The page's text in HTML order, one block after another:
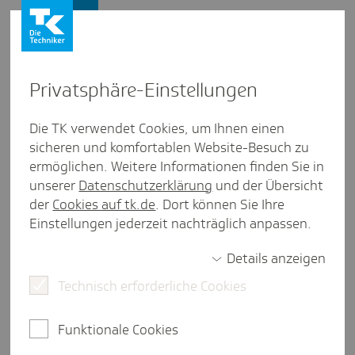
Die KISS als Dreh­scheibe zur
Selbst­hilfe
Inter­view aus Saar­land
Die Kontakt- und Informationsstelle für Selbsthilfe
die über 700 Selbsthilfegruppen im Saarland.
Presse und Politik Solidarsystem GKV
Privat­sphäre-Einstel­lungen
Die TK verwendet Cookies, um Ihnen einen
sicheren und komfortablen Website-Besuch zu
ermöglichen. Weitere Informationen finden Sie in
unserer Datenschutzerklärung und der Übersicht
der Cookies auf tk.de. Dort können Sie Ihre
Einstellungen jederzeit nachträglich anpassen.
Details anzeigen
Technisch erforderliche Cookies
Funktionale Cookies